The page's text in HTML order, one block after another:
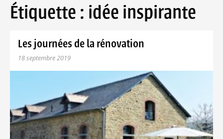
Étiquette : idée inspirante
Les journées de la rénovation
18 septembre 2019